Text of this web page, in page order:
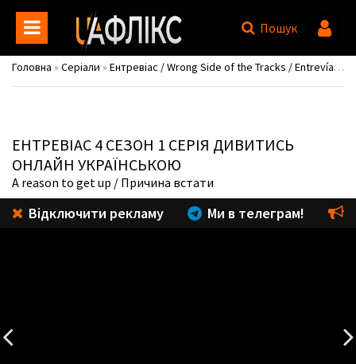
Пошук
Головна » Серіали » Ентревіас / Wrong Side of the Tracks / Entrevías »
ЕНТРЕВІАС 4 СЕЗОН 1 СЕРІЯ ДИВИТИСЬ
ОНЛАЙН УКРАЇНСЬКОЮ
A reason to get up / Причина встати
Відключити рекламу Ми в телеграм!